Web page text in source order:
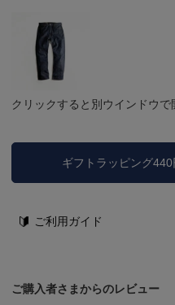
クリックすると別ウインドウで
ギフトラッピング
ご利用ガイド
ご購入者さまからのレビュー